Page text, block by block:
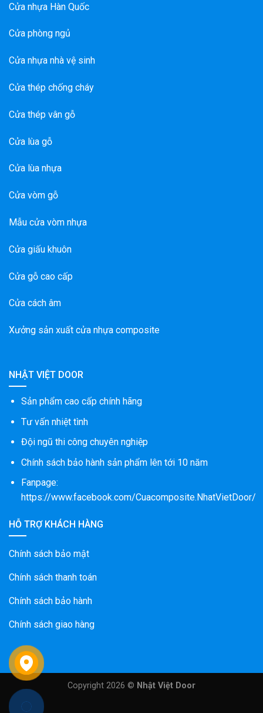
Cửa nhựa Hàn Quốc
Cửa phòng ngủ
Cửa nhựa nhà vệ sinh
Cửa thép chống cháy
Cửa thép vân gỗ
Cửa lùa gỗ
Cửa lùa nhựa
Cửa vòm gỗ
Mẫu cửa vòm nhựa
Cửa giấu khuôn
Cửa gỗ cao cấp
Cửa cách âm
Xưởng sản xuất cửa nhựa composite
NHẬT VIỆT DOOR
Sản phẩm cao cấp chính hãng
Tư vấn nhiệt tình
Đội ngũ thi công chuyên nghiệp
Chính sách bảo hành sản phẩm lên tới 10 năm
Fanpage:
https://www.facebook.com/Cuacomposite.NhatVietDoor/
HỖ TRỢ KHÁCH HÀNG
Chính sách bảo mật
Chính sách thanh toán
Chính sách bảo hành
Chính sách giao hàng
Copyright 2026 © Nhật Việt Door